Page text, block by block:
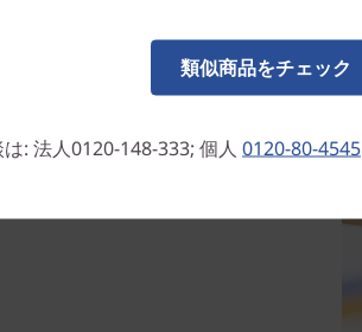
するので、いつでもすぐに
また、アンチウイルスを搭
に更新が行われ最新の保護
類似商品をチェック
: 法人0120-148-333; 個人 0120-80-4545